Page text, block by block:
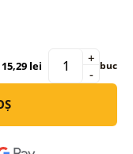
lei -
+ buc